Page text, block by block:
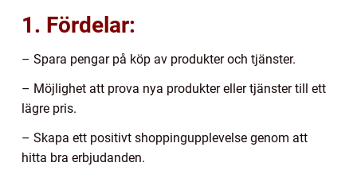
1. Fördelar:
– Spara pengar på köp av produkter och tjänster.
– Möjlighet att prova nya produkter eller tjänster till ett
lägre pris.
– Skapa ett positivt shoppingupplevelse genom att
hitta bra erbjudanden.